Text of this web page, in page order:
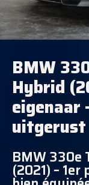
BMW
Hybrid
eigenaar
uitgerust
BMW 330e
(2021) –